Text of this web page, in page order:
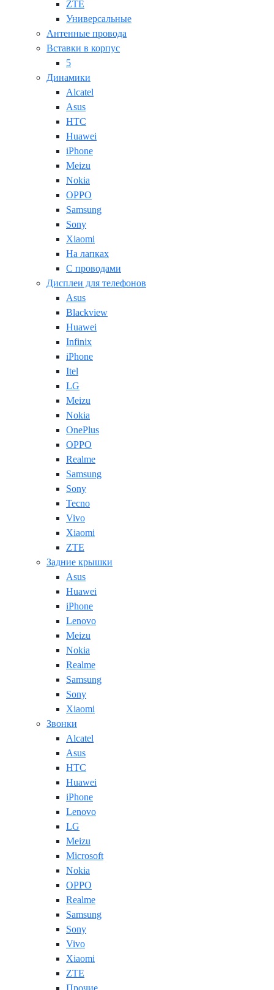
ZTE
Универсальные
Антенные провода
Вставки в корпус
5
Динамики
Alcatel
Asus
HTC
Huawei
iPhone
Meizu
Nokia
OPPO
Samsung
Sony
Xiaomi
На лапках
С проводами
Дисплеи для телефонов
Asus
Blackview
Huawei
Infinix
iPhone
Itel
LG
Meizu
Nokia
OnePlus
OPPO
Realme
Samsung
Sony
Tecno
Vivo
Xiaomi
ZTE
Задние крышки
Asus
Huawei
iPhone
Lenovo
Meizu
Nokia
Realme
Samsung
Sony
Xiaomi
Звонки
Alcatel
Asus
HTC
Huawei
iPhone
Lenovo
LG
Meizu
Microsoft
Nokia
OPPO
Realme
Samsung
Sony
Vivo
Xiaomi
ZTE